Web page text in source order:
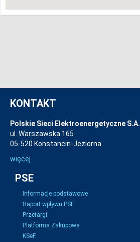
KONTAKT
Polskie Sieci Elektroenergetyczne S.A.
ul. Warszawska 165
05-520 Konstancin-Jeziorna
więcej
PSE
Informacje podstawowe
Raport wpływu PSE
Przetargi
Platforma Zakupowa
KSeF